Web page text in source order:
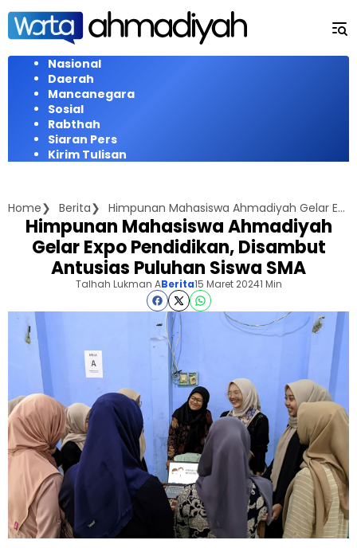
Langsung
konten
Nasional
Daerah
Mancanegara
Sosial
Rabthah
Siaran Pers
Kirim Tulisan
Home Berita Himpunan Mahasiswa Ahmadiyah Gelar Expo Pendidikan, Disambut Antusias Puluhan Siswa SMA
Himpunan Mahasiswa Ahmadiyah
Gelar Expo Pendidikan, Disambut
Antusias Puluhan Siswa SMA
Talhah Lukman ABerita15 Maret 20241 Min